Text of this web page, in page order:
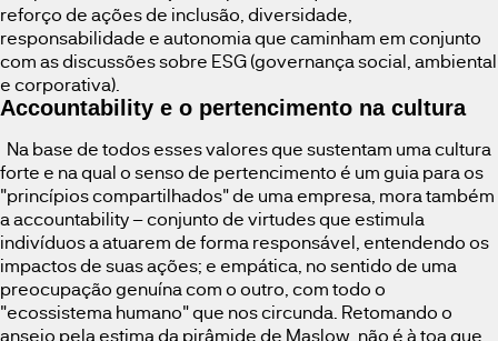
reforço de ações de inclusão, diversidade,
responsabilidade e autonomia que caminham em conjunto
com as discussões sobre ESG (governança social, ambiental
e corporativa).
Accountability e o pertencimento na cultura
Na base de todos esses valores que sustentam uma cultura
forte e na qual o senso de pertencimento é um guia para os
"princípios compartilhados" de uma empresa, mora também
a accountability – conjunto de virtudes que estimula
indivíduos a atuarem de forma responsável, entendendo os
impactos de suas ações; e empática, no sentido de uma
preocupação genuína com o outro, com todo o
"ecossistema humano" que nos circunda. Retomando o
anseio pela estima da pirâmide de Maslow, não é à toa que